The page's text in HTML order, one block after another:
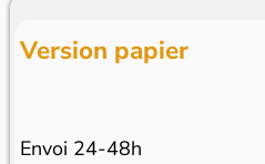
Version papier
Envoi 24-48h